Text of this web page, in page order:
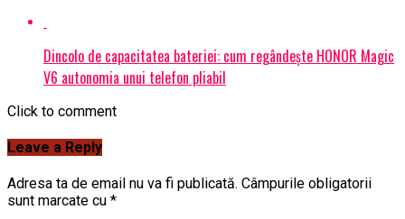
Dincolo de capacitatea bateriei: cum regândește HONOR Magic
V6 autonomia unui telefon pliabil
Click to comment
Leave a Reply
Adresa ta de email nu va fi publicată. Câmpurile obligatorii
sunt marcate cu *